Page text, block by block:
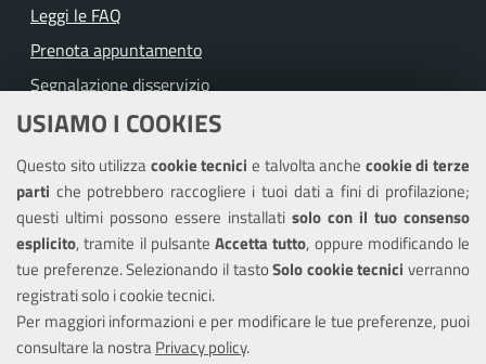
USIAMO I COOKIES
Questo sito utilizzacookie tecnicie talvolta anche cookie di terze
parti che potrebbero raccogliere i tuoi dati a fini di profilazione;
questi ultimi possono essere installati solo con il tuo consenso
esplicito, tramite il pulsante Accetta tutto, oppure modificando le
tue preferenze. Selezionando il tastoSolo cookie tecnici verranno
registrati solo i cookie tecnici.
Per maggiori informazioni e per modificare le tue preferenze, puoi
consultare la nostraPrivacy policy.
Leggi le FAQ
Prenota appuntamento
Segnalazione disservizio
Richiesta assistenza
Amministrazione trasparente
Informativa privacy
Note legali
Piano di miglioramento del sito
Dichiarazione di accessibilità